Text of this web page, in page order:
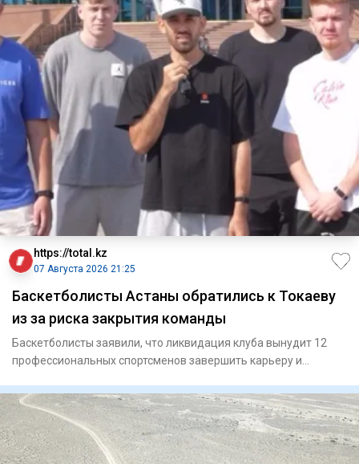
https://total.kz
07 Августа 2026 21:25
Баскетболисты Астаны обратились к Токаеву
из за риска закрытия команды
Баскетболисты заявили, что ликвидация клуба вынудит 12
профессиональных спортсменов завершить карьеру и